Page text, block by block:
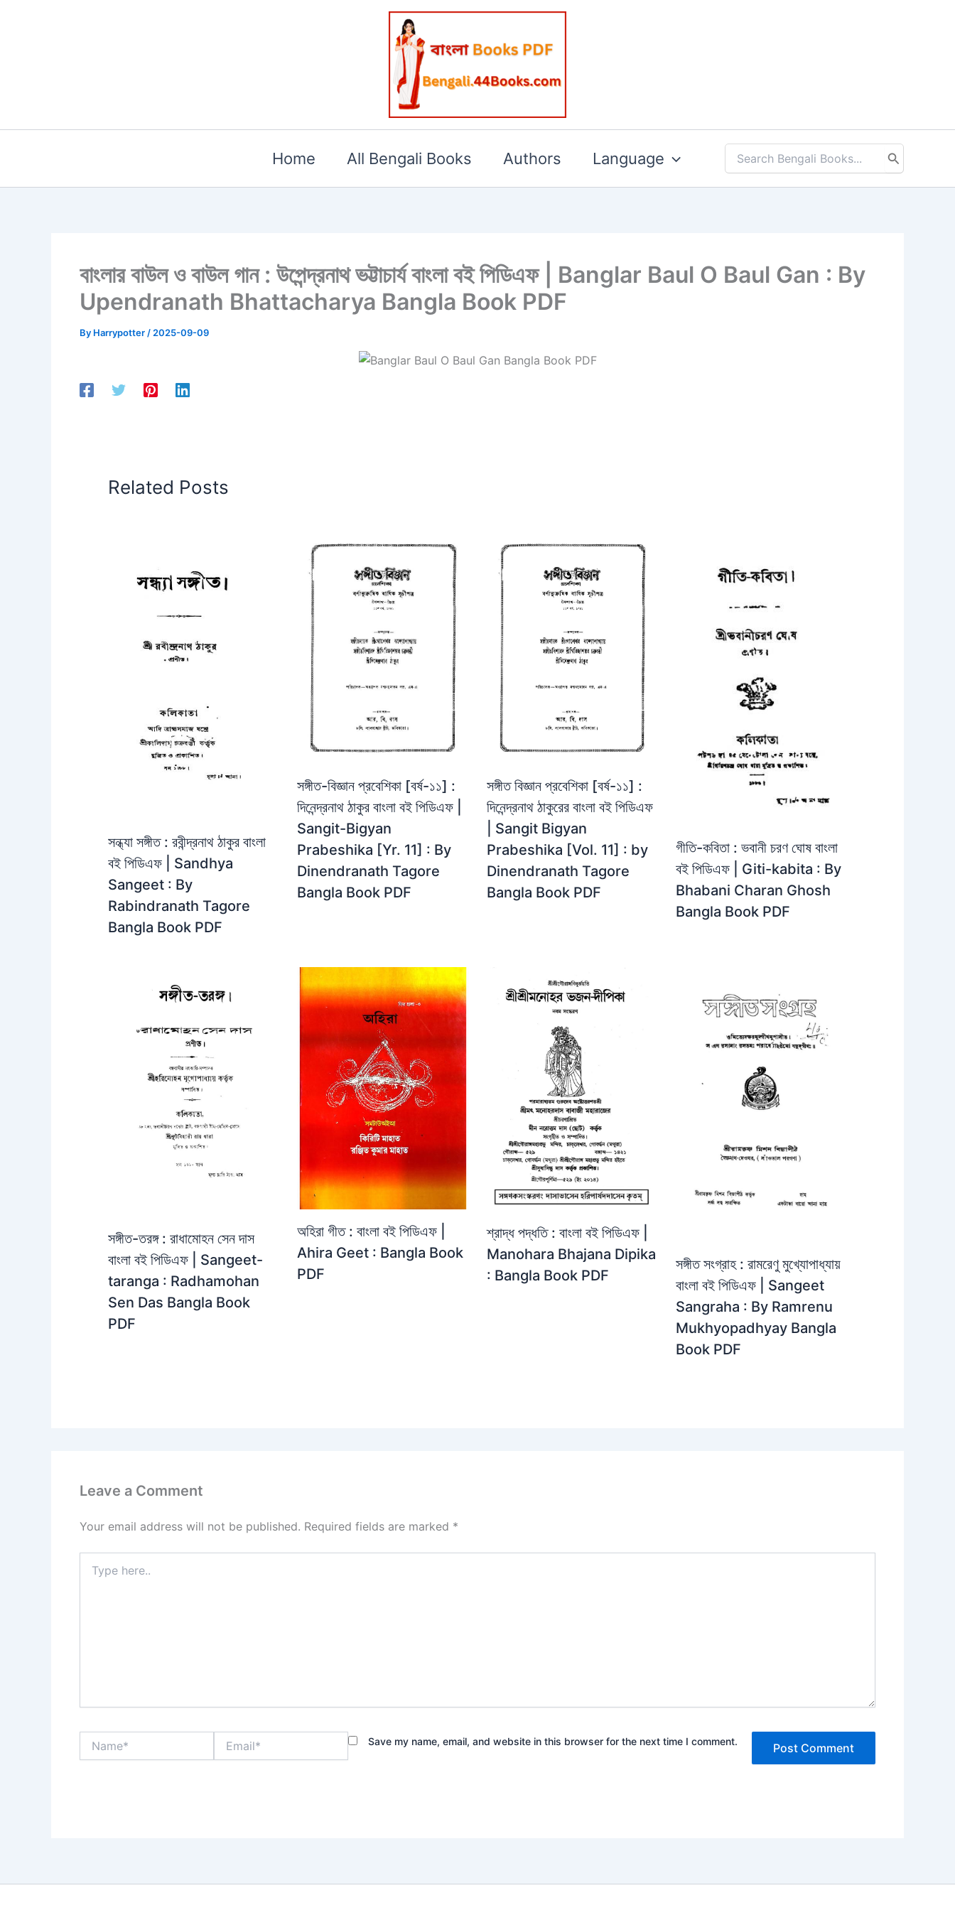
Home All Bengali Books Authors Language
Search
বাংলার বাউল ও বাউল গান : উপেন্দ্রনাথ ভট্টাচার্য বাংলা বই পিডিএফ | Banglar Baul O Baul Gan : By
Upendranath Bhattacharya Bangla Book PDF
By Harrypotter / 2025-09-09
Related Posts
সন্ধ্যা সঙ্গীত : রবীন্দ্রনাথ ঠাকুর বাংলা
বই পিডিএফ | Sandhya
Sangeet : By
Rabindranath Tagore
Bangla Book PDF
সঙ্গীত-বিজ্ঞান প্রবেশিকা [বর্ষ-১১] :
দিনেন্দ্রনাথ ঠাকুর বাংলা বই পিডিএফ |
Sangit-Bigyan
Prabeshika [Yr. 11] : By
Dinendranath Tagore
Bangla Book PDF
সঙ্গীত বিজ্ঞান প্রবেশিকা [বর্ষ-১১] :
দিনেন্দ্রনাথ ঠাকুরের বাংলা বই পিডিএফ
| Sangit Bigyan
Prabeshika [Vol. 11] : by
Dinendranath Tagore
Bangla Book PDF
গীতি-কবিতা : ভবানী চরণ ঘোষ বাংলা
বই পিডিএফ | Giti-kabita : By
Bhabani Charan Ghosh
Bangla Book PDF
সঙ্গীত-তরঙ্গ : রাধামোহন সেন দাস
বাংলা বই পিডিএফ | Sangeet-
taranga : Radhamohan
Sen Das Bangla Book
PDF
অহিরা গীত : বাংলা বই পিডিএফ |
Ahira Geet : Bangla Book
PDF
শ্রাদ্ধ পদ্ধতি : বাংলা বই পিডিএফ |
Manohara Bhajana Dipika
: Bangla Book PDF
সঙ্গীত সংগ্রাহ : রামরেণু মুখ্যোপাধ্যায়
বাংলা বই পিডিএফ | Sangeet
Sangraha : By Ramrenu
Mukhyopadhyay Bangla
Book PDF
Leave a Comment
Your email address will not be published. Required fields are marked *
here..
Save my name, email, and website in this browser for the next time I comment.